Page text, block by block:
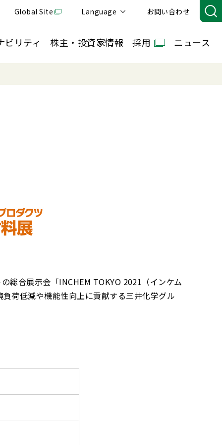
Global Site Language お問い合わせ
ビリティ 株主・投資家情報 採用 ニュース
総合展示会「INCHEM TOKYO 2021（インケム
荷低減や機能性向上に貢献する三井化学グル